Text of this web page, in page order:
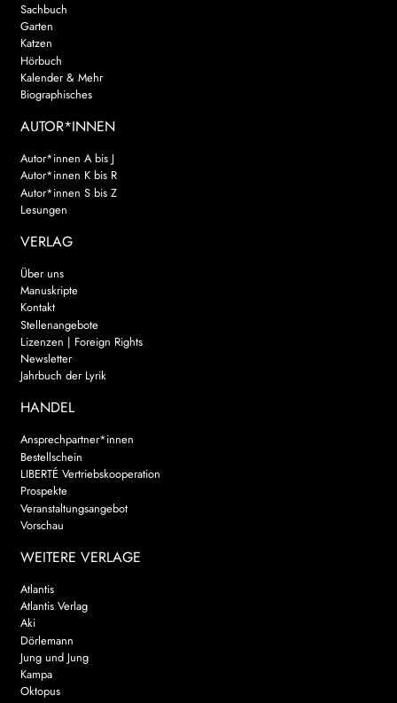
Sachbuch
Garten
Katzen
Hörbuch
Kalender & Mehr
Biographisches
AUTOR*INNEN
Autor*innen A bis J
Autor*innen K bis R
Autor*innen S bis Z
Lesungen
VERLAG
Über uns
Manuskripte
Kontakt
Stellenangebote
Lizenzen | Foreign Rights
Newsletter
Jahrbuch der Lyrik
HANDEL
Ansprechpartner*innen
Bestellschein
LIBERTÉ Vertriebskooperation
Prospekte
Veranstaltungsangebot
Vorschau
WEITERE VERLAGE
Atlantis
Atlantis Verlag
Aki
Dörlemann
Jung und Jung
Kampa
Oktopus